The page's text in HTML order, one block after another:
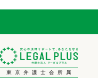
東京弁護士会所属